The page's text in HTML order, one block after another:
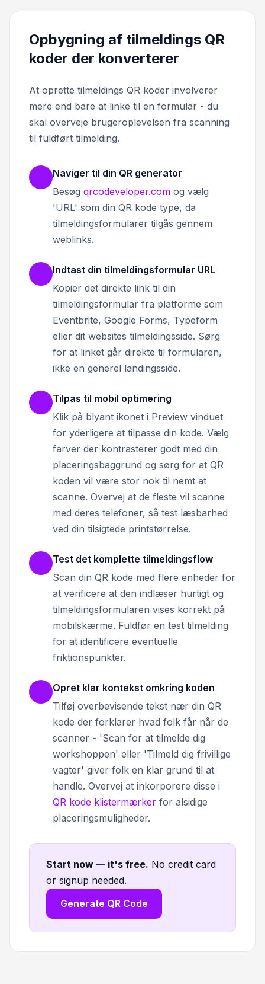
Opbygning af tilmeldings QR
koder der konverterer
At oprette tilmeldings QR koder involverer
mere end bare at linke til en formular - du
skal overveje brugeroplevelsen fra scanning
til fuldført tilmelding.
Naviger til din QR generator
Besøg qrcodeveloper.com og vælg
'URL' som din QR kode type, da
tilmeldingsformularer tilgås gennem
weblinks.
Indtast din tilmeldingsformular URL
Kopier det direkte link til din
tilmeldingsformular fra platforme som
Eventbrite, Google Forms, Typeform
eller dit websites tilmeldingsside. Sørg
for at linket går direkte til formularen,
ikke en generel landingsside.
Tilpas til mobil optimering
Klik på blyant ikonet i Preview vinduet
for yderligere at tilpasse din kode. Vælg
farver der kontrasterer godt med din
placeringsbaggrund og sørg for at QR
koden vil være stor nok til nemt at
scanne. Overvej at de fleste vil scanne
med deres telefoner, så test læsbarhed
ved din tilsigtede printstørrelse.
Test det komplette tilmeldingsflow
Scan din QR kode med flere enheder for
at verificere at den indlæser hurtigt og
tilmeldingsformularen vises korrekt på
mobilskærme. Fuldfør en test tilmelding
for at identificere eventuelle
friktionspunkter.
Opret klar kontekst omkring koden
Tilføj overbevisende tekst nær din QR
kode der forklarer hvad folk får når de
scanner - 'Scan for at tilmelde dig
workshoppen' eller 'Tilmeld dig frivillige
vagter' giver folk en klar grund til at
handle. Overvej at inkorporere disse i
QR kode klistermærker for alsidige
placeringsmuligheder.
Start now — it's free. No credit card
or signup needed.
Generate QR Code